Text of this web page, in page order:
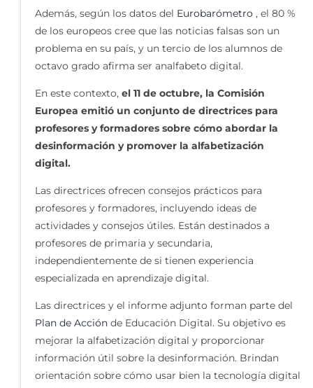
Además, según los datos del Eurobarómetro , el 80 %
de los europeos cree que las noticias falsas son un
problema en su país, y un tercio de los alumnos de
octavo grado afirma ser analfabeto digital.
En este contexto, el 11 de octubre, la Comisión
Europea emitió un conjunto de directrices para
profesores y formadores sobre cómo abordar la
desinformación y promover la alfabetización
digital.
Las directrices ofrecen consejos prácticos para
profesores y formadores, incluyendo ideas de
actividades y consejos útiles. Están destinados a
profesores de primaria y secundaria,
independientemente de si tienen experiencia
especializada en aprendizaje digital.
Las directrices y el informe adjunto forman parte del
Plan de Acción de Educación Digital. Su objetivo es
mejorar la alfabetización digital y proporcionar
información útil sobre la desinformación. Brindan
orientación sobre cómo usar bien la tecnología digital